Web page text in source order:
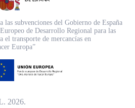
las subvenciones del Gobierno de España
de Desarrollo Regional para las
el transporte de mercancías en
Europa”
2026.